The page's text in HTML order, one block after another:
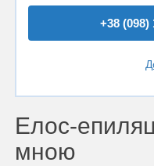
+38 (098)
Елос-
мною